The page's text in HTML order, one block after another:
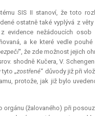
SIS II stanoví, že toto
ostatně také vyplývá z
nežádoucích
a ke které vedle
“, že zde možnost jejich
shodně Kučera, V.
tyto „zostřené“ důvody již při
protože, jak již bylo
(žalovaného) při